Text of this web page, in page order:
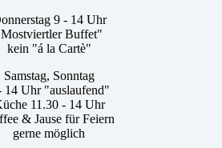
9 - 14 Uhr
Buffet"
kein "á la Cartè"
Samstag, Sonntag
14 Uhr "auslaufend"
11.30 - 14 Uhr
& Jause für Feiern
gerne möglich